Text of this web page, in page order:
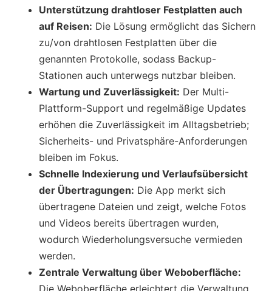
Unterstützung drahtloser Festplatten auch
auf Reisen: Die Lösung ermöglicht das Sichern
zu/von drahtlosen Festplatten über die
genannten Protokolle, sodass Backup-
Stationen auch unterwegs nutzbar bleiben.
Wartung und Zuverlässigkeit: Der Multi-
Plattform-Support und regelmäßige Updates
erhöhen die Zuverlässigkeit im Alltagsbetrieb;
Sicherheits- und Privatsphäre-Anforderungen
bleiben im Fokus.
Schnelle Indexierung und Verlaufsübersicht
der Übertragungen: Die App merkt sich
übertragene Dateien und zeigt, welche Fotos
und Videos bereits übertragen wurden,
wodurch Wiederholungsversuche vermieden
werden.
Zentrale Verwaltung über Weboberfläche:
Die Weboberfläche erleichtert die Verwaltung